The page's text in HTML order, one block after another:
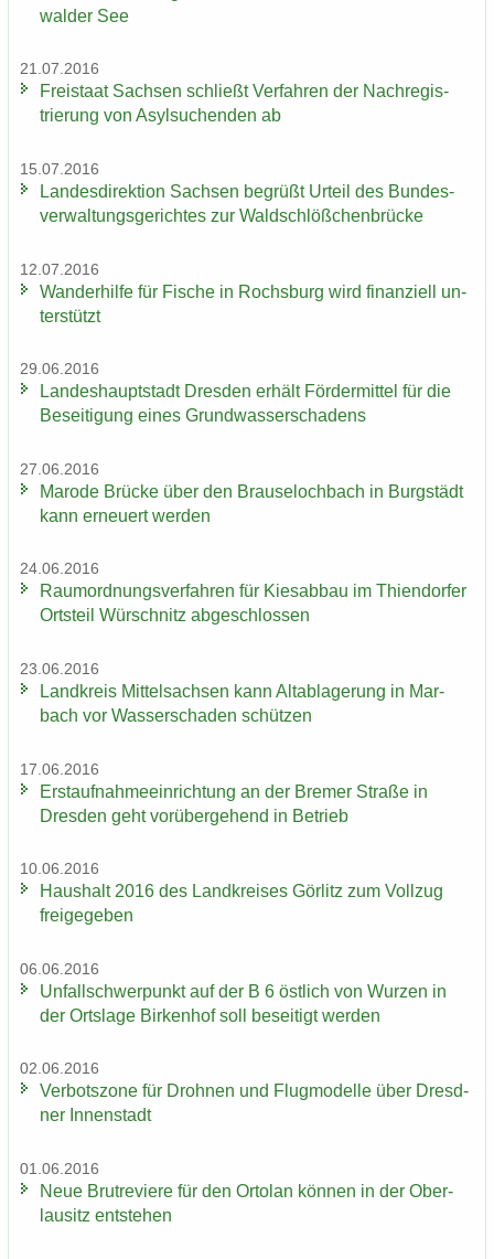
wal­der See
21.07.2016
Frei­staat Sach­sen schließt Ver­fah­ren der Nach­re­gis­
trie­rung von Asyl­su­chen­den ab
15.07.2016
Lan­des­di­rek­ti­on Sach­sen be­grüßt Ur­teil des Bun­des­
ver­wal­tungs­ge­rich­tes zur Wald­schlöß­chen­brü­cke
12.07.2016
Wan­der­hil­fe für Fi­sche in Rochs­burg wird fi­nan­zi­ell un­
ter­stützt
29.06.2016
Lan­des­haupt­stadt Dres­den er­hält För­der­mit­tel für die
Be­sei­ti­gung eines Grund­was­ser­scha­dens
27.06.2016
Ma­ro­de Brü­cke über den Brau­se­loch­bach in Burg­städt
kann er­neu­ert wer­den
24.06.2016
Raum­ord­nungs­ver­fah­ren für Kies­ab­bau im Thi­en­dor­fer
Orts­teil Wür­schnitz ab­ge­schlos­sen
23.06.2016
Land­kreis Mit­tel­sach­sen kann Alt­ab­la­ge­rung in Mar­
bach vor Was­ser­scha­den schüt­zen
17.06.2016
Erst­auf­nah­me­ein­rich­tung an der Bre­mer Stra­ße in
Dres­den geht vor­über­ge­hend in Be­trieb
10.06.2016
Haus­halt 2016 des Land­krei­ses Gör­litz zum Voll­zug
frei­ge­ge­ben
06.06.2016
Un­fall­schwer­punkt auf der B 6 öst­lich von Wur­zen in
der Orts­la­ge Bir­ken­hof soll be­sei­tigt wer­den
02.06.2016
Ver­bots­zo­ne für Droh­nen und Flug­mo­del­le über Dresd­
ner In­nen­stadt
01.06.2016
Neue Brut­re­vie­re für den Or­to­lan kön­nen in der Ober­
lau­sitz ent­ste­hen